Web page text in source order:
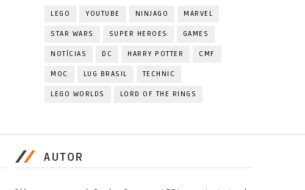
LEGO YOUTUBE NINJAGO MARVEL
STAR WARS SUPER HEROES GAMES
NOTÍCIAS DC HARRY POTTER CMF
MOC LUG BRASIL TECHNIC
LEGO WORLDS LORD OF THE RINGS
AUTOR